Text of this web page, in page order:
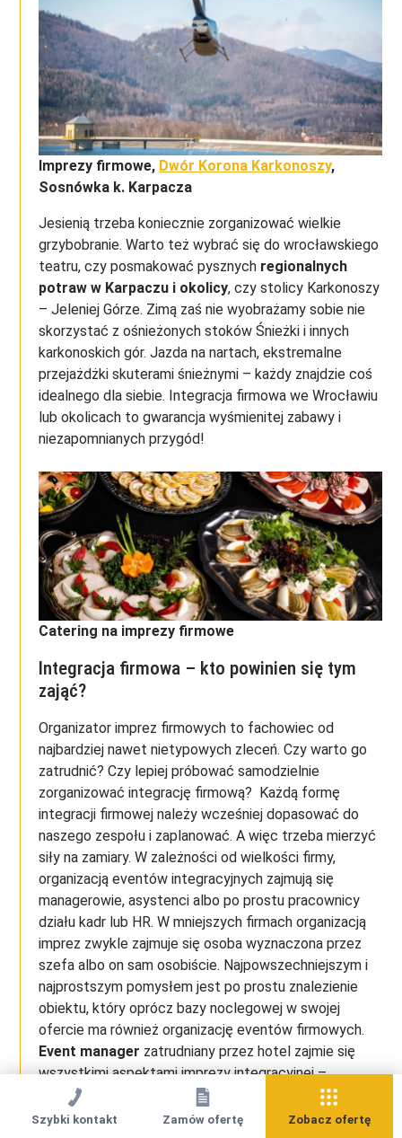
Imprezy firmowe, Dwór Korona Karkonoszy,
Sosnówka k. Karpacza
Jesienią trzeba koniecznie zorganizować wielkie
grzybobranie. Warto też wybrać się do wrocławskiego
teatru, czy posmakować pysznych regionalnych
potraw w Karpaczu i okolicy, czy stolicy Karkonoszy
– Jeleniej Górze. Zimą zaś nie wyobrażamy sobie nie
skorzystać z ośnieżonych stoków Śnieżki i innych
karkonoskich gór. Jazda na nartach, ekstremalne
przejażdżki skuterami śnieżnymi – każdy znajdzie coś
idealnego dla siebie. Integracja firmowa we Wrocławiu
lub okolicach to gwarancja wyśmienitej zabawy i
niezapomnianych przygód!
Catering na imprezy firmowe
Integracja firmowa – kto powinien się tym
zająć?
Organizator imprez firmowych to fachowiec od
najbardziej nawet nietypowych zleceń. Czy warto go
zatrudnić? Czy lepiej próbować samodzielnie
zorganizować integrację firmową? Każdą formę
integracji firmowej należy wcześniej dopasować do
naszego zespołu i zaplanować. A więc trzeba mierzyć
siły na zamiary. W zależności od wielkości firmy,
organizacją eventów integracyjnych zajmują się
managerowie, asystenci albo po prostu pracownicy
działu kadr lub HR. W mniejszych firmach organizacją
imprez zwykle zajmuje się osoba wyznaczona przez
szefa albo on sam osobiście. Najpowszechniejszym i
najprostszym pomysłem jest po prostu znalezienie
obiektu, który oprócz bazy noclegowej w swojej
ofercie ma również organizację eventów firmowych.
Event manager zatrudniany przez hotel zajmie się
wszystkimi aspektami imprezy integracyjnej –
stosownie do budżetu i celu spotkania zaplanuje
rozmaite atrakcje i aktywności.
Szybki kontakt Zamów ofertę Zobacz ofertę